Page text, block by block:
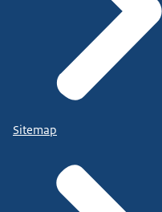
Sitemap